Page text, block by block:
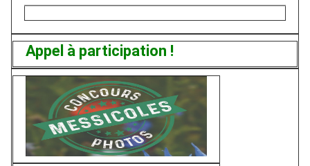
Appel à participation !